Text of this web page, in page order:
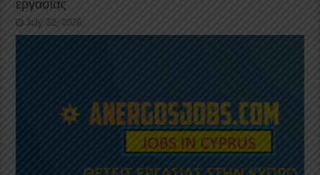
εργασίας
July 22, 2026